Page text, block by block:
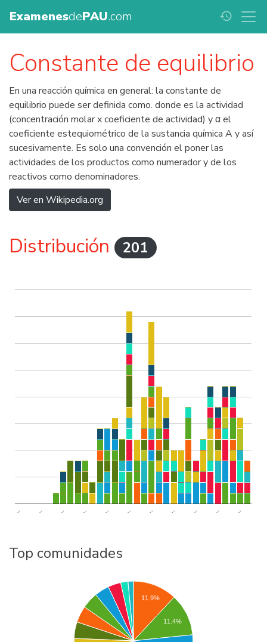
ExamenesdePAU.com history
Constante de equilibrio
En una reacción química en general: la constante de
equilibrio puede ser definida como. donde es la actividad
(concentración molar x coeficiente de actividad) y α el
coeficiente estequiométrico de la sustancia química A y así
sucesivamente. Es solo una convención el poner las
actividades de los productos como numerador y de los
reactivos como denominadores.
Ver en Wikipedia.org
Distribución 201
.. .. .. .. .. .. .. .. .. .. ..
Top comunidades
11.9%
11.4%